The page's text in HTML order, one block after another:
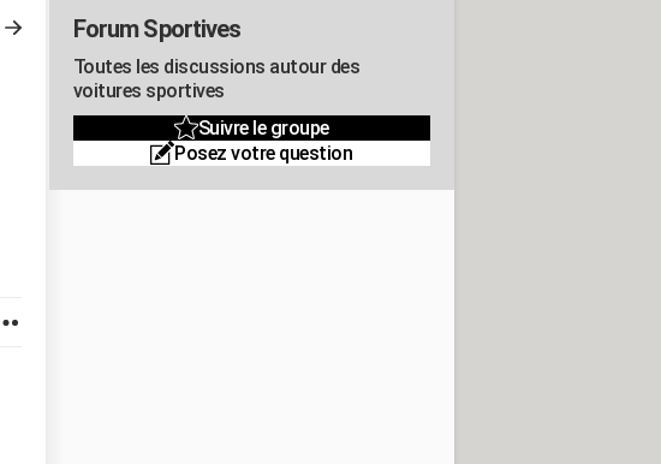
Forum Sportives
Toutes les discussions autour des
voitures sportives
Suivre le groupe
Posez votre question